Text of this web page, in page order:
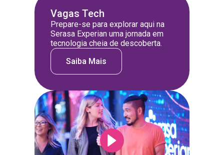
Vagas Tech
Prepare-se para explorar aqui na
Serasa Experian uma jornada em
tecnologia cheia de descoberta.
Saiba Mais